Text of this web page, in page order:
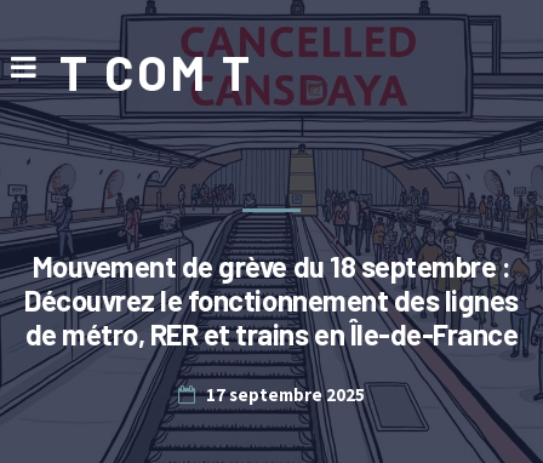
T COM T
Mouvement de grève du 18 septembre :
Découvrez le fonctionnement des lignes
de métro, RER et trains en Île-de-France
17 septembre 2025